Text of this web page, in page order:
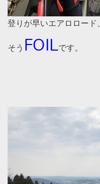
登りが早いエアロロード、
そう FOILです。